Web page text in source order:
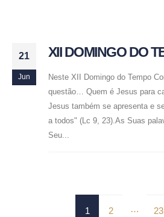
21
Jun
XII DOMINGO DO
Neste XII Domingo do Tempo
questão… Quem é Jesus para
Jesus também se apresenta e
a todos" (Lc 9, 23).As Suas
Seu...
1 2 … 23